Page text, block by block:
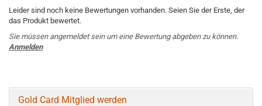
Leider sind noch keine Bewertungen vorhanden. Seien Sie der Erste, der
das Produkt bewertet.
Sie müssen angemeldet sein um eine Bewertung abgeben zu können.
Anmelden
Gold Card Mitglied werden